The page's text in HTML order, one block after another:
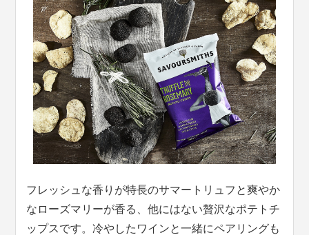
フレッシュな香りが特長のサマートリュフと爽やか
なローズマリーが香る、他にはない贅沢なポテトチ
ップスです。冷やしたワインと一緒にペアリングも